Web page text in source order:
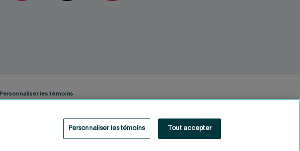
Personnaliser les témoins
Fonds de solidarité FTQ
Personnaliser les témoins Tout accepter